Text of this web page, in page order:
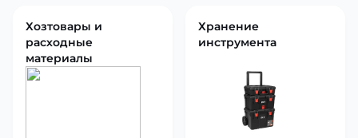
Хозтовары и
расходные
материалы
Хранение
инструмента